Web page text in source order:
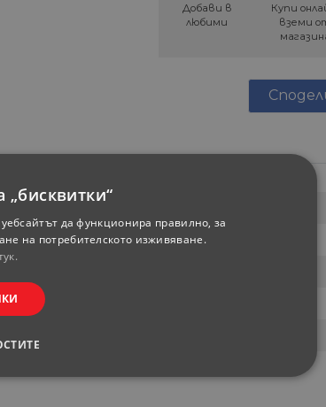
Добави в
любими
Купи
вземи
„бисквитки“
да функционира правилно, за
на потребителското изживяване.
МАРКЕТИНГOВИ ФУНКЦИОНАЛНИ